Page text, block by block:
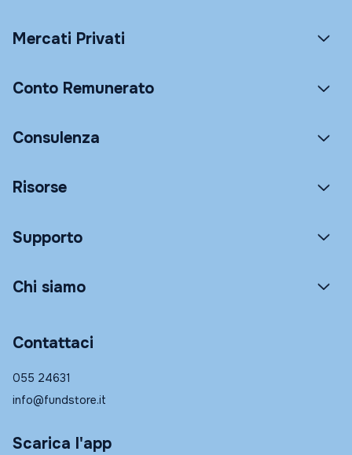
Mercati Privati
Conto Remunerato
Consulenza
Risorse
Supporto
Chi siamo
Contattaci
055 24631
info@fundstore.it
Scarica l'app